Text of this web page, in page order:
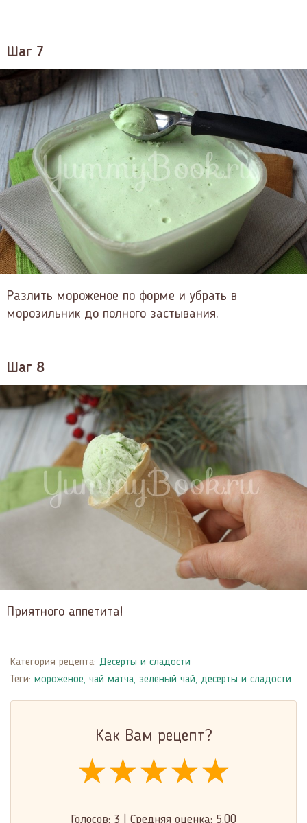
Шаг 7
Разлить мороженое по форме и убрать в
морозильник до полного застывания.
Шаг 8
Приятного аппетита!
Категория рецепта: Десерты и сладости
Теги: мороженое, чай матча, зеленый чай, десерты и сладости
Как Вам рецепт?
★★★★★
★★★★★
★★★★★
Голосов: 3 Средняя оценка: 5.00